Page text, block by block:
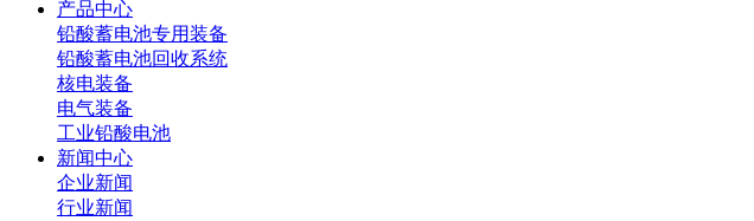
产品中心
铅酸蓄电池专用装备
铅酸蓄电池回收系统
核电装备
电气装备
工业铅酸电池
新闻中心
企业新闻
行业新闻